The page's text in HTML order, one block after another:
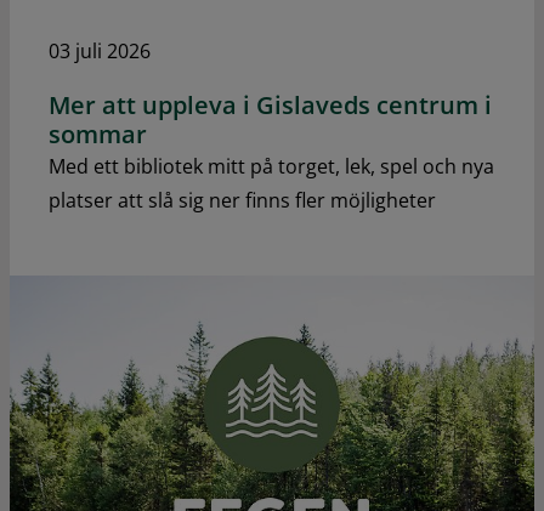
03 juli 2026
Mer att uppleva i Gislaveds centrum i
sommar
Med ett bibliotek mitt på torget, lek, spel och nya
platser att slå sig ner finns fler möjligheter